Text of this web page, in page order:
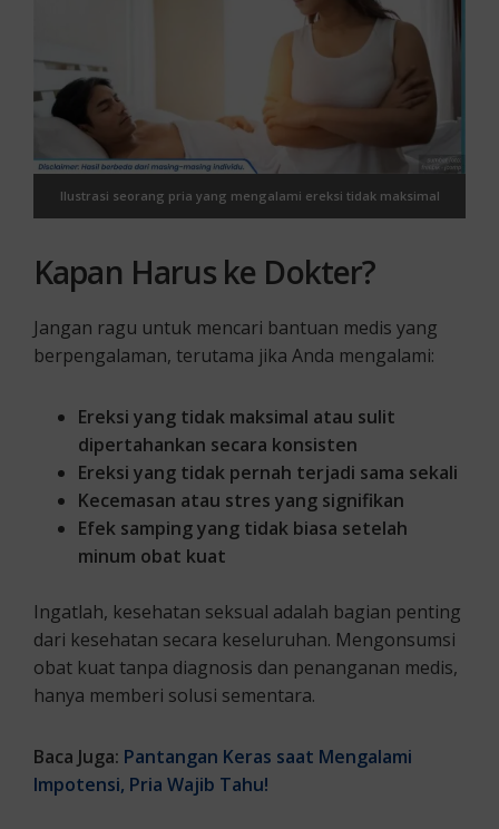
Ilustrasi seorang pria yang mengalami ereksi tidak maksimal
Kapan Harus ke Dokter?
Jangan ragu untuk mencari bantuan medis yang
berpengalaman, terutama jika Anda mengalami:
Ereksi yang tidak maksimal atau sulit
dipertahankan secara konsisten
Ereksi yang tidak pernah terjadi sama sekali
Kecemasan atau stres yang signifikan
Efek samping yang tidak biasa setelah
minum obat kuat
Ingatlah, kesehatan seksual adalah bagian penting
dari kesehatan secara keseluruhan. Mengonsumsi
obat kuat tanpa diagnosis dan penanganan medis,
hanya memberi solusi sementara.
Baca Juga: Pantangan Keras saat Mengalami
Impotensi, Pria Wajib Tahu!